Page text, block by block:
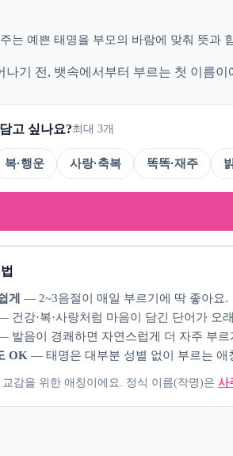
는 예쁜 태명을 부모의 바람에 맞춰 뜻과
나기 전, 뱃속에서부터 부르는 첫 이름
고 싶나요?최대 3개
복·행운 사랑·축복 똑똑·재주
게
— 2~3음절이 매일 부르기에 딱 좋아요.
건강·복·사랑처럼 마음이 담긴 단어가 오
발음이 경쾌하면 자연스럽게 더 자주 부르
OK — 태명은 대부분 성별 없이 부르는 애
감을 위한 애칭이에요. 정식 이름(작명)은 사